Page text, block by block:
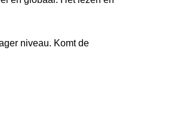
niveau. Komt de